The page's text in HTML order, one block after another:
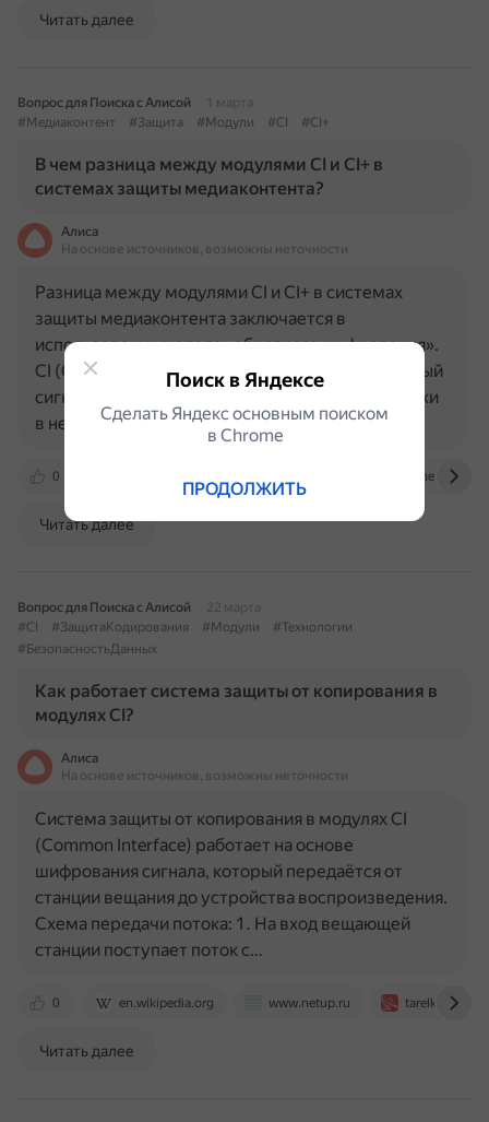
Читать далее
Вопрос для Поиска с Алисой
1 марта
#Медиаконтент
#Защита #Модули #CI #CI+
В чем разница между модулями CI и CI+ в
системах защиты медиаконтента?
Алиса
На основе источников, возможны неточности
0 www.netup.ru
Разница между модулями CI и CI+ в системах
защиты медиаконтента заключается в
использовании метода «обратного шифрования».
CI (Common Interface) декодирует телевизионный
сигнал и передаёт его для дальнейшей обработки
в незашифрованном виде на…
Читать далее
Вопрос для Поиска с Алисой
22 марта
#CI
#ЗащитаКодирования #Модули
#Технологии
#БезопасностьДанных
Как работает система защиты от копирования в
модулях CI?
Алиса
На основе источников, возможны неточности
0 en.wikipedia.org www.netup.ru tarelka.pro
Система защиты от копирования в модулях CI
(Common Interface) работает на основе
шифрования сигнала, который передаётся от
станции вещания до устройства воспроизведения.
Схема передачи потока: 1. На вход вещающей
станции поступает поток с…
Читать далее
Поиск в Яндексе
Сделать Яндекс основным поиском
в Сhrome
ПРОДОЛЖИТЬ